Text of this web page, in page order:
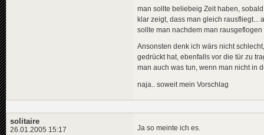
man sollte beliebeig Zeit haben,
klar zeigt, dass man gleich
sollte man nachdem man
Ansonsten denk ich wärs nicht
gedrückt hat, ebenfalls vor die tür zu
man auch was tun, wenn man nicht in
naja.. soweit mein Vorschlag
solitaire
26.01.2005 15:17
Ja so meinte ich es.